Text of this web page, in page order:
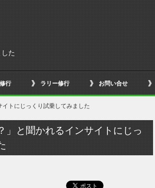
た
行 ラリー修行 お問い合せ
イトにじっくり試乗してみました
」と聞かれるインサイトにじっ